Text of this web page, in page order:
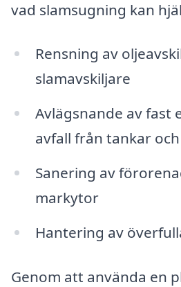
vad slamsugning kan
Rensning av
slamavskiljare
Avlägsnande av fast
avfall från tankar
Sanering av
markytor
Hantering av
Genom att använda en